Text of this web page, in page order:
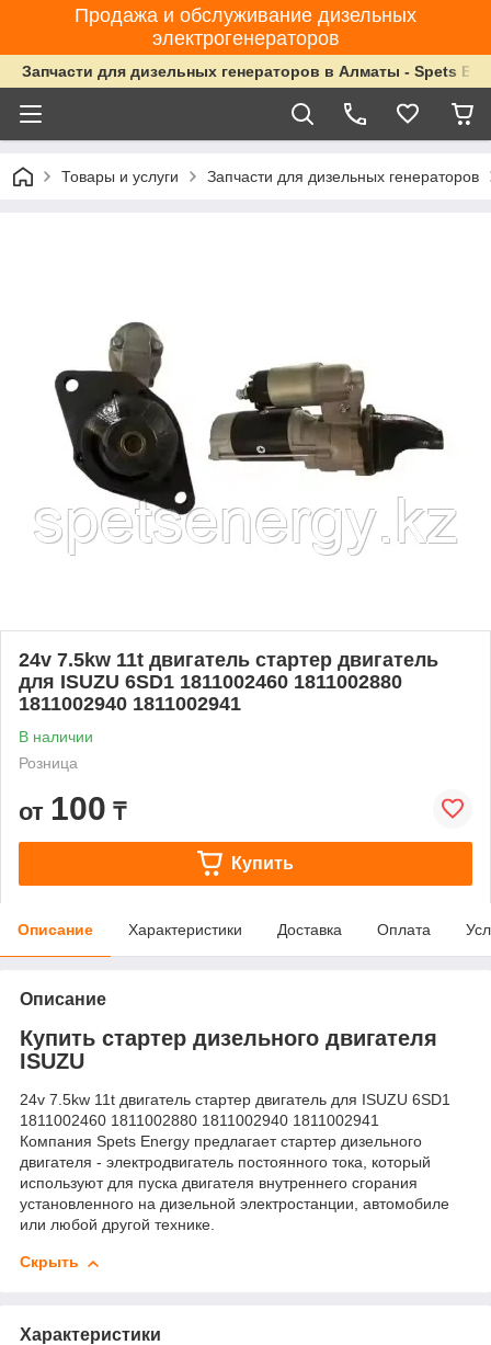
Продажа и обслуживание дизельных
электрогенераторов
Запчасти для дизельных генераторов в Алматы - Spets
Товары и услуги Запчасти для дизельных генераторов
24v 7.5kw 11t двигатель стартер двигатель
для ISUZU 6SD1 1811002460 1811002880
1811002940 1811002941
В наличии
Розница
от 100 ₸
Купить
Описание Характеристики Доставка Оплата
Описание
Купить стартер дизельного двигателя
ISUZU
24v 7.5kw 11t двигатель стартер двигатель для ISUZU 6SD1
1811002460 1811002880 1811002940 1811002941
Компания Spets Energy предлагает стартер дизельного
двигателя - электродвигатель постоянного тока, который
используют для пуска двигателя внутреннего сгорания
установленного на дизельной электростанции, автомобиле
или любой другой технике.
Скрыть
Характеристики